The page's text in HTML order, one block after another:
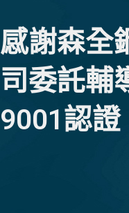
感謝森全
司委託輔
9001認證